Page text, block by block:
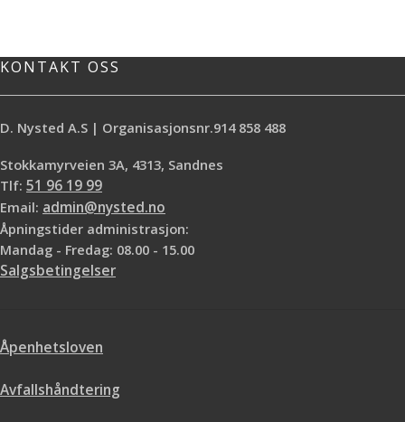
KONTAKT OSS
D. Nysted A.S | Organisasjonsnr.914 858 488
Stokkamyrveien 3A, 4313, Sandnes
Tlf: 51 96 19 99
Email: admin@nysted.no
Åpningstider administrasjon:
Mandag - Fredag: 08.00 - 15.00
Salgsbetingelser
Åpenhetsloven
Avfallshåndtering